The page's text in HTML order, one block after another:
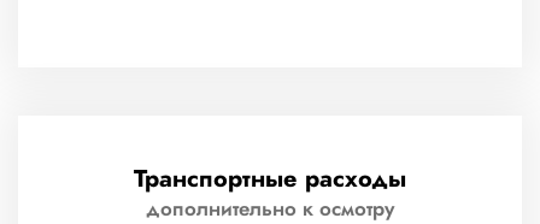
Транспортные расходы
дополнительно к осмотру